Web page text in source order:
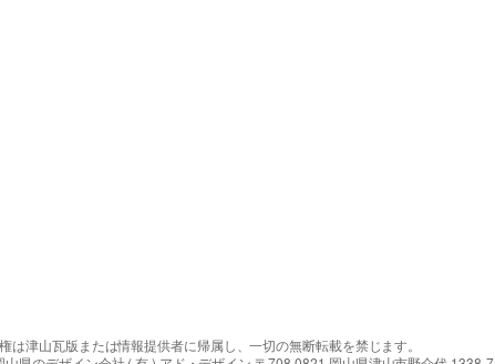
は津山瓦版または情報提供者に帰属し、一切の無断転載を禁じます。